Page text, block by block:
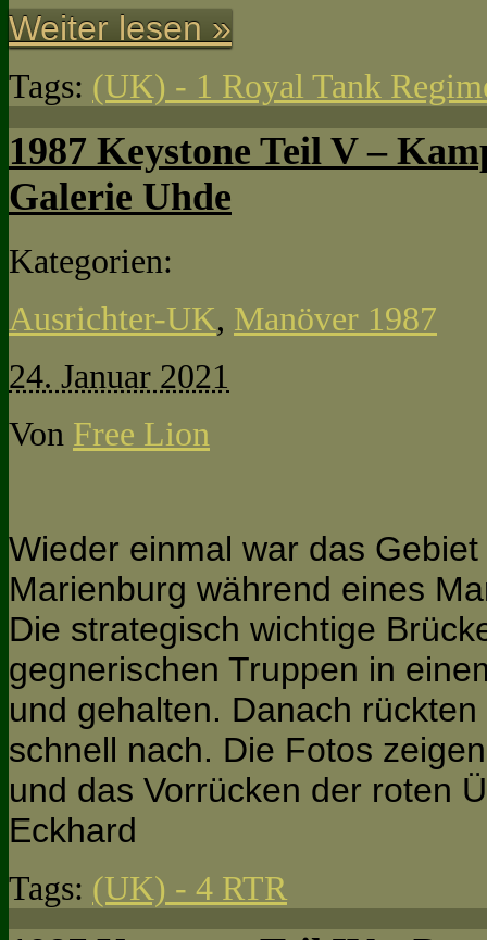
Weiter lesen »
Tags: (UK) - 1 Royal Tank
1987 Keystone Teil V –
Galerie Uhde
Kategorien:
Ausrichter-UK, Manöver 1987
24. Januar 2021
Von Free Lion
Wieder einmal war das
Marienburg während eines
Die strategisch wichtige
gegnerischen Truppen in
und gehalten. Danach
schnell nach. Die Fotos
und das Vorrücken der roten
Eckhard
Tags: (UK) - 4 RTR